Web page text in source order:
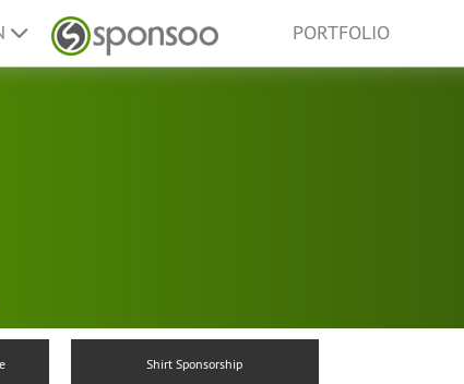
PORTFOLIO
Shirt Sponsorship